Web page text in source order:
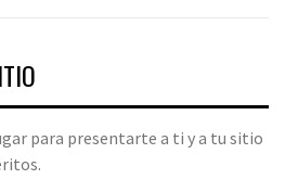
para presentarte a ti y a tu sitio